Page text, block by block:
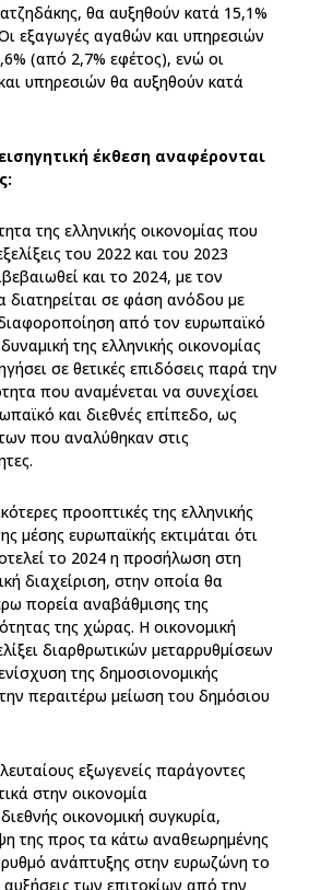
θα αυξηθούν κατά 15,1%
εξαγωγές αγαθών και υπηρεσιών
(από 2,7% εφέτος), ενώ οι
υπηρεσιών θα αυξηθούν κατά
έκθεση αναφέρονται
της ελληνικής οικονομίας που
του 2022 και του 2023
και το 2024, με τον
διατηρείται σε φάση ανόδου με
από τον ευρωπαϊκό
της ελληνικής οικονομίας
σε θετικές επιδόσεις παρά την
που αναμένεται να συνεχίσει
και διεθνές επίπεδο, ως
που αναλύθηκαν στις
προοπτικές της ελληνικής
μέσης ευρωπαϊκής εκτιμάται ότι
το 2024 η προσήλωση στη
διαχείριση, στην οποία θα
πορεία αναβάθμισης της
της χώρας. Η οικονομική
διαρθρωτικών μεταρρυθμίσεων
της δημοσιονομικής
περαιτέρω μείωση του δημόσιου
εξωγενείς παράγοντες
στην οικονομία
οικονομική συγκυρία,
της προς τα κάτω αναθεωρημένης
ανάπτυξης στην ευρωζώνη το
αυξήσεις των επιτοκίων από την